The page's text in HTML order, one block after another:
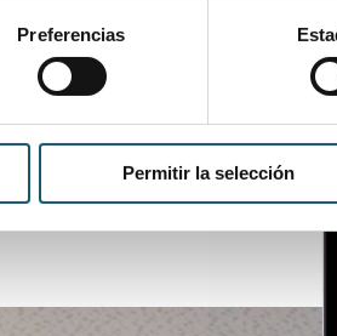
Preferencias
Permitir la selección
ofertado:
especificado -